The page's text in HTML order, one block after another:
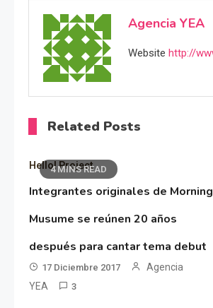
Agencia YEA
Website http://
Related Posts
4 MINS READ
Hello! Project
Integrantes originales de Morning
Musume se reúnen 20 años
después para cantar tema debut
17 Diciembre 2017
Agencia
YEA
3